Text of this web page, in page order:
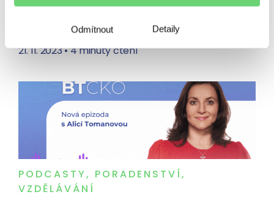
Detaily
Odmítnout
miliard korun. I když Blanka Nováková, výkonná
podcastu BTčko říká,…
21. 11. 2023•4 minuty čtení
PODCASTY, PORADENSTVÍ,
VZDĚLÁVÁNÍ